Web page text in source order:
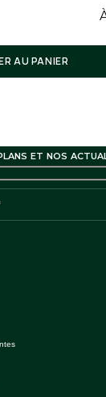
client reste à
AU PANIER
ET NOS